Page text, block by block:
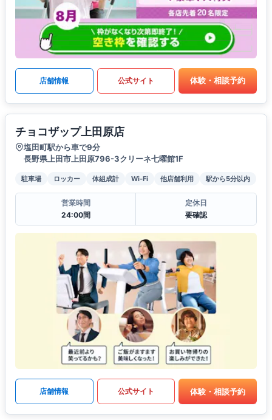
店舗情報 公式サイト 体験・相談予約
チョコザップ上田原店
塩田町駅から車で9分
長野県上田市上田原796-3クリーネ七曜館1F
駐車場 ロッカー 体組成計 Wi-Fi 他店舗利用 駅から5分以内
営業時間
24:00間
定休日
要確認
店舗情報 公式サイト 体験・相談予約